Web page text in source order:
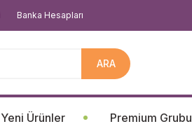
Banka Hesapları
ARA
Yeni Ürünler Premium Grubu